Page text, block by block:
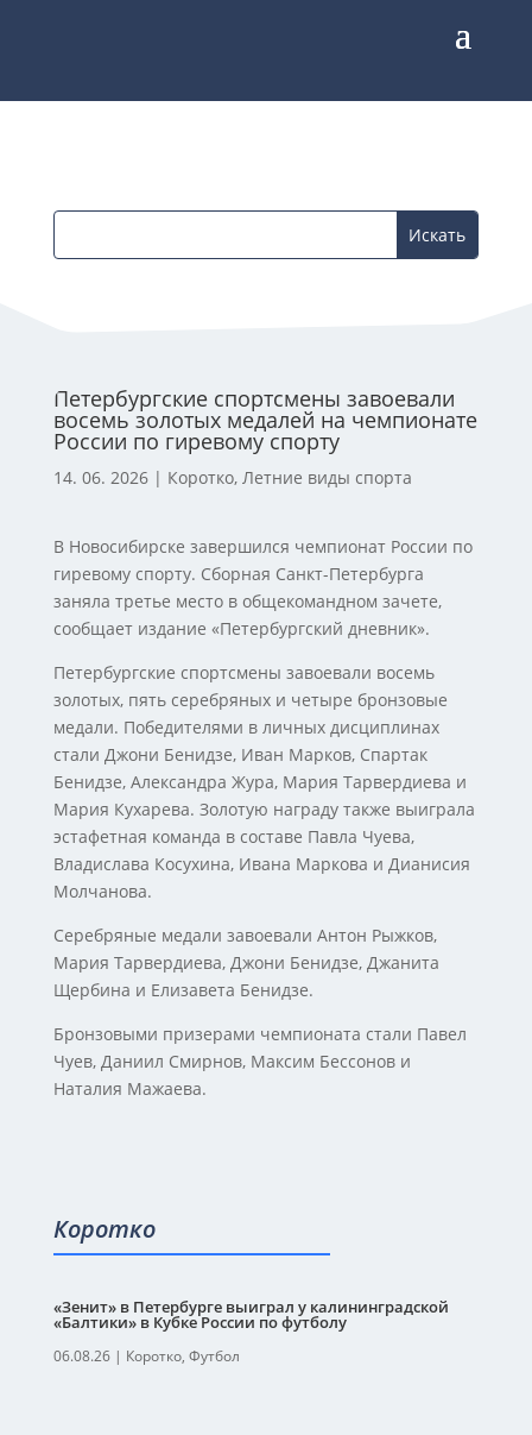
Петербургские спортсмены завоевали
восемь золотых медалей на чемпионате
России по гиревому спорту
14. 06. 2026| Коротко, Летние виды спорта
В Новосибирске завершился чемпионат России по
гиревому спорту. Сборная Санкт-Петербурга
заняла третье место в общекомандном зачете,
сообщает издание «Петербургский дневник».
Петербургские спортсмены завоевали восемь
золотых, пять серебряных и четыре бронзовые
медали. Победителями в личных дисциплинах
стали Джони Бенидзе, Иван Марков, Спартак
Бенидзе, Александра Жура, Мария Тарвердиева и
Мария Кухарева. Золотую награду также выиграла
эстафетная команда в составе Павла Чуева,
Владислава Косухина, Ивана Маркова и Дианисия
Молчанова.
Серебряные медали завоевали Антон Рыжков,
Мария Тарвердиева, Джони Бенидзе, Джанита
Щербина и Елизавета Бенидзе.
Бронзовыми призерами чемпионата стали Павел
Чуев, Даниил Смирнов, Максим Бессонов и
Наталия Мажаева.
Коротко
«Зенит» в Петербурге выиграл у калининградской
«Балтики» в Кубке России по футболу
06.08.26| Коротко, Футбол